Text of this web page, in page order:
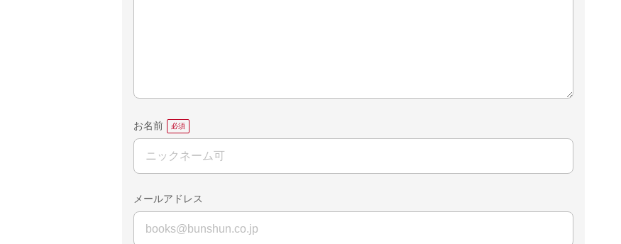
お名前
メールアドレス